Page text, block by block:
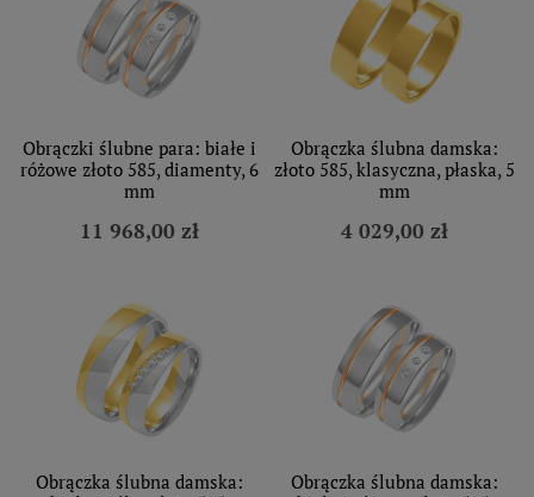
Obrączki ślubne para: białe i
różowe złoto 585, diamenty, 6
mm
11 968,00 zł
Obrączka ślubna damska:
złoto 585, klasyczna, płaska, 5
mm
4 029,00 zł
Obrączka ślubna damska:
Obrączka ślubna damska: